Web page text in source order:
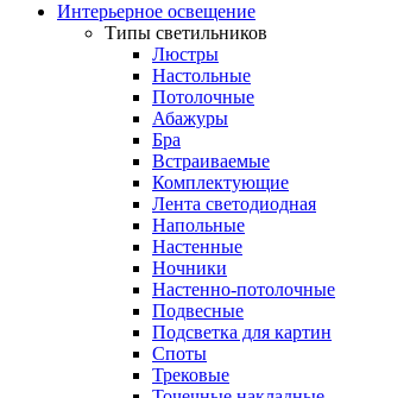
Интерьерное освещение
Типы светильников
Люстры
Настольные
Потолочные
Абажуры
Бра
Встраиваемые
Комплектующие
Лента светодиодная
Напольные
Настенные
Ночники
Настенно-потолочные
Подвесные
Подсветка для картин
Споты
Трековые